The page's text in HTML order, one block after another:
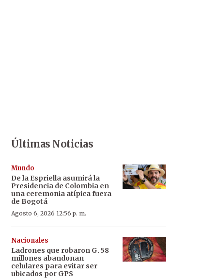
Últimas Noticias
Mundo
De la Espriella asumirá la
Presidencia de Colombia en
una ceremonia atípica fuera
de Bogotá
Agosto 6, 2026 12:56 p. m.
Nacionales
Ladrones que robaron G. 58
millones abandonan
celulares para evitar ser
ubicados por GPS